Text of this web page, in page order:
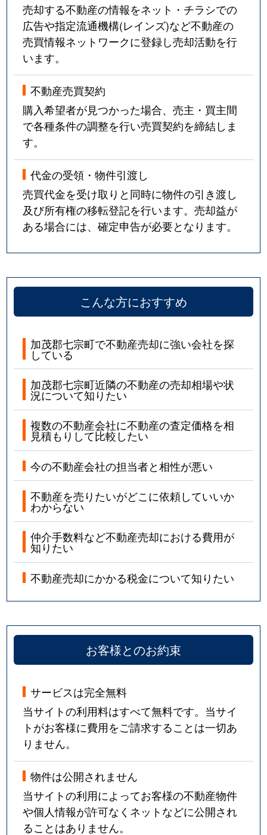
売却する不動産の情報をネット・チラシでの
広告や指定流通機構(レインズ)など不動産の
売買情報ネットワークに登録し売却活動を行
います。
不動産売買契約
購入希望者が見つかった場合、売主・買主間
で各種条件の調整を行い売買契約を締結しま
す。
代金の受領・物件引渡し
売買代金を受け取りと同時に物件の引き渡し
及び所有権の移転登記を行います。売却益が
ある場合には、確定申告が必要となります。
こんな方におすすめ
加茂郡七宗町で不動産売却に強い会社を探
している
加茂郡七宗町近隣の不動産の売却相場や状
況について知りたい
複数の不動産会社に不動産の査定価格を相
見積もりして比較したい
今の不動産会社の担当者と相性が悪い
不動産を売りたいがどこに依頼していいか
わからない
仲介手数料など不動産売却における費用が
知りたい
不動産売却にかかる税金について知りたい
お客様とのお約束
サービスは完全無料
当サイトの利用料はすべて無料です。当サイ
トがお客様に費用をご請求することは一切あ
りません。
物件は公開されません
当サイトの利用によってお客様の不動産物件
や個人情報が許可なくネットなどに公開され
ることはありません。